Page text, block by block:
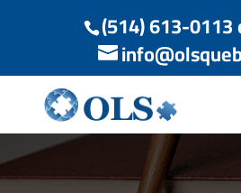
(514) 613-